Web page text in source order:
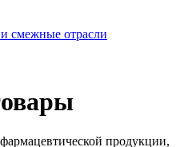
смежные отрасли
продукции,